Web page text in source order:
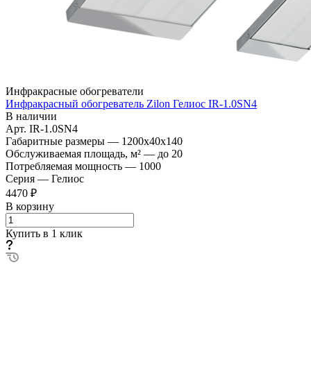
Инфракрасные обогреватели
Инфракрасный обогреватель Zilon Гелиос IR-1.0SN4
В наличии
Арт. IR-1.0SN4
Габаритные размеры — 1200x40x140
Обслуживаемая площадь, м² — до 20
Потребляемая мощность — 1000
Серия — Гелиос
4470 ₽
В корзину
Купить в 1 клик